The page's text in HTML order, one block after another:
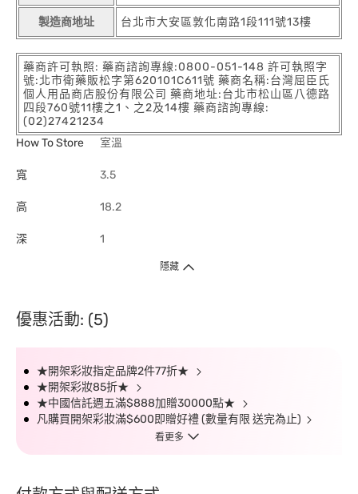
製造商地址 台北市大安區敦化南路1段111號13樓
藥商許可執照: 藥商諮詢專線:0800-051-148 許可執照字
號:北市衛藥販松字第620101C611號 藥商名稱:台灣屈臣氏
個人用品商店股份有限公司 藥商地址:台北市松山區八德路
四段760號11樓之1、之2及14樓 藥商諮詢專線:
(02)27421234
How To Store
室溫
寬 3.5
高 18.2
深 1
隱藏
優惠活動: (5)
★開架彩妝指定品牌2件77折★
★開架彩妝85折★
★中國信託週五滿$888加贈30000點★
凡購買開架彩妝滿$600即贈好禮 (數量有限 送完為止)
看更多